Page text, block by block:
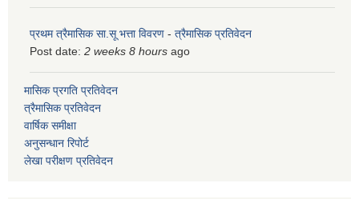
प्रथम त्रैमासिक सा.सू भत्ता विवरण - त्रैमासिक प्रतिवेदन
Post date: 2 weeks 8 hours ago
मासिक प्रगति प्रतिवेदन
त्रैमासिक प्रतिवेदन
वार्षिक समीक्षा
अनुसन्धान रिपोर्ट
लेखा परीक्षण प्रतिवेदन